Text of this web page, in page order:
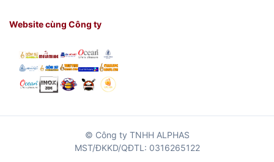
trọn vẹn bữa ăn từ món khai
Website cùng Công ty
© Công ty TNHH ALPHAS
MST/ĐKKD/QĐTL: 0316265122